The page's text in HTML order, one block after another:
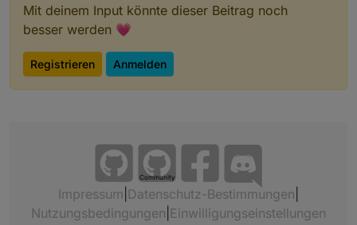
Mit deinem Input könnte dieser Beitrag noch
besser werden 💗
Registrieren Anmelden
Community
Impressum Datenschutz-Bestimmungen
Nutzungsbedingungen Einwilligungseinstellungen